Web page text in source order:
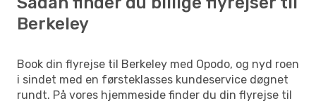
Berkeley
Book din flyrejse til Berkeley med Opodo, og nyd roen
i sindet med en førsteklasses kundeservice døgnet
rundt. På vores hjemmeside finder du din flyrejse til